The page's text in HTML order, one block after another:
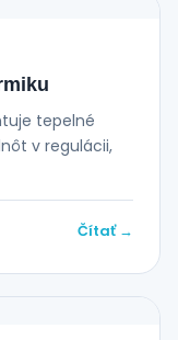
tepelné
v regulácii,
Čítať →